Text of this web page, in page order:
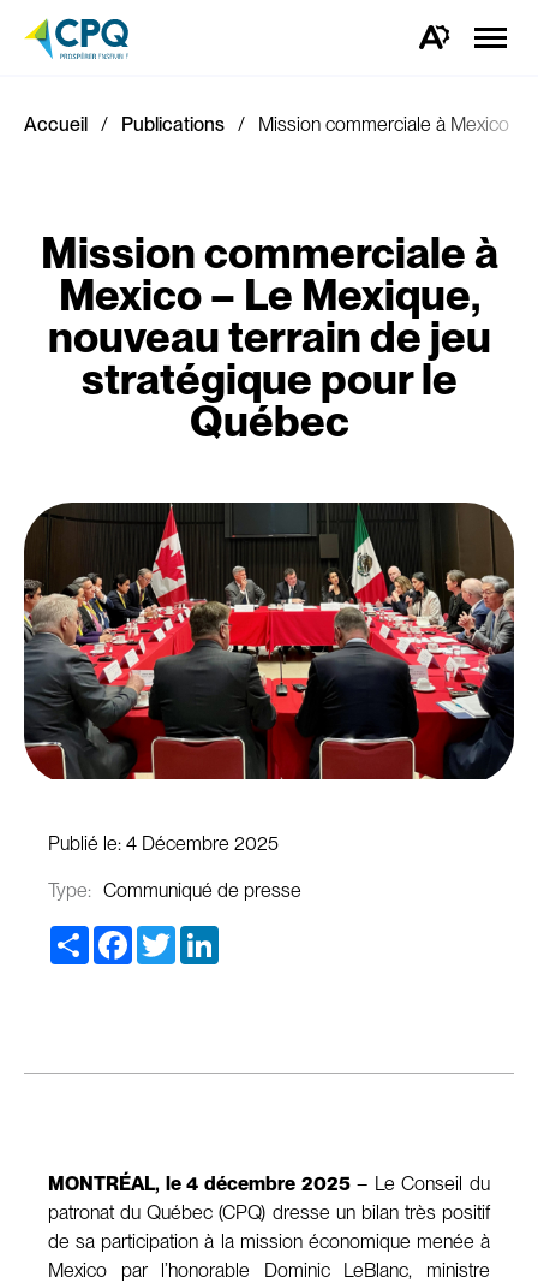
Ouvrez
d'accessibilité.
la
Accueil Publications Mission commerciale à Mexico –
Mission commerciale à
Mexico – Le Mexique,
nouveau terrain de jeu
stratégique pour le
Québec
Publié le: 4 Décembre 2025
Type: Communiqué de presse
Share Facebook
Twitter
MONTRÉAL, le 4 décembre 2025– Le Conseil du
patronat du Québec (CPQ) dresse un bilan très positif
de sa participation à la mission économique menée à
Mexico par l’honorable Dominic LeBlanc, ministre